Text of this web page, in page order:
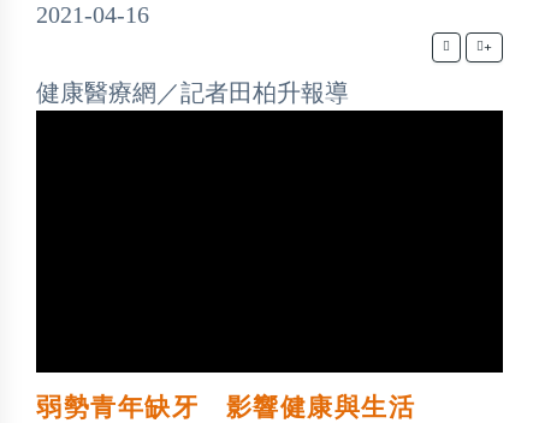
2021-04-16
+
健康醫療網／記者田柏升報導
弱勢青年缺牙 影響健康與生活